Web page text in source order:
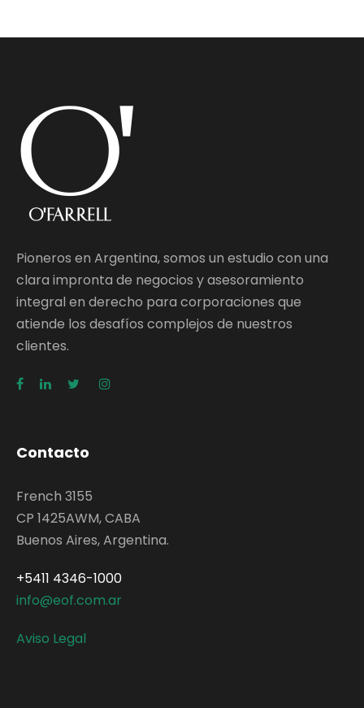
Pioneros en Argentina, somos un estudio con una
clara impronta de negocios y asesoramiento
integral en derecho para corporaciones que
atiende los desafíos complejos de nuestros
clientes.
Contacto
French 3155
CP 1425AWM, CABA
Buenos Aires, Argentina.
+5411 4346-1000
info@eof.com.ar
Aviso Legal